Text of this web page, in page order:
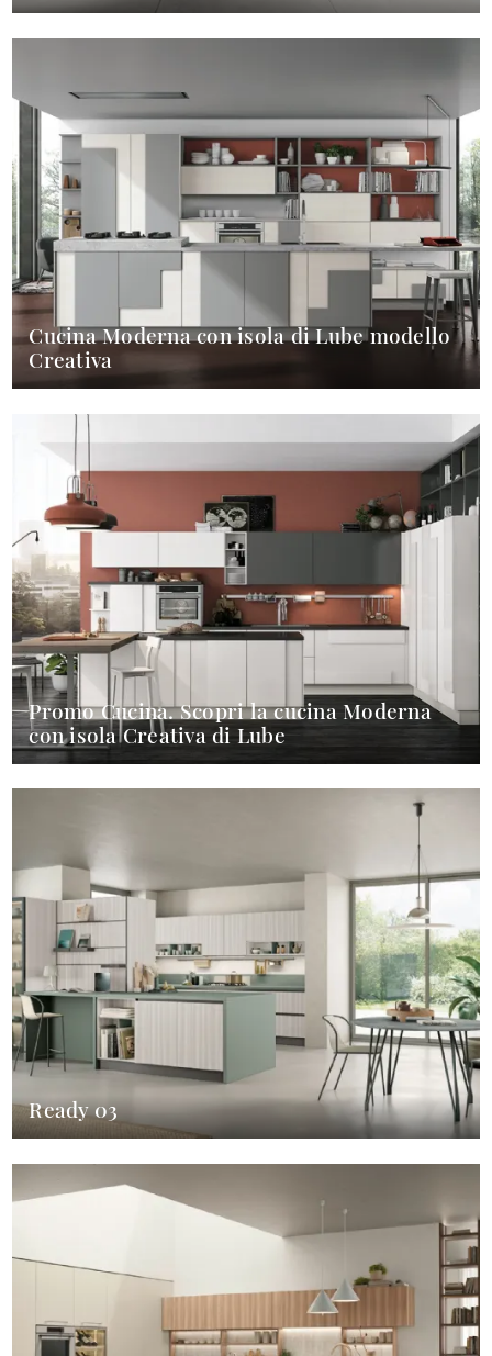
Cucina Moderna con isola di Lube modello
Creativa
Promo Cucina. Scopri la cucina Moderna
con isola Creativa di Lube
Ready 03